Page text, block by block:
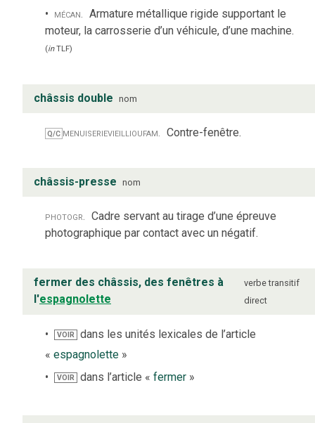
mécan. Armature métallique rigide supportant le
moteur, la carrosserie d’un véhicule, d’une machine.
(inTLF)
châssis double nom
Q/C menuiserievieillioufam. Contre-fenêtre.
châssis-presse nom
photogr. Cadre servant au tirage d’une épreuve
photographique par contact avec un négatif.
fermer des châssis, des fenêtres à
l'espagnolette
verbe transitif
direct
VOIR
dans les unités lexicales de l’article
« espagnolette »
VOIR dans l’article «fermer »